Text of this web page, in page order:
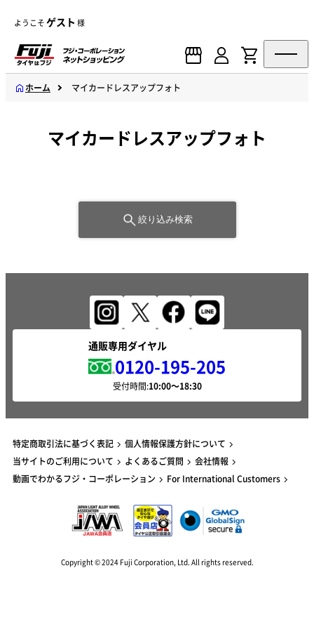
ようこそゲスト 様
ホーム マイカードレスアップフォト
マイカードレスアップフォト
絞り込み検索
通販専用ダイヤル
0120-195-205
受付時間:
特定商取引法に基づく表記
個人情報保護方針について
当サイトのご利用について
よくあるご質問
会社情報
動画でわかるフジ・コーポレーション
For International Customers
Copyright © 2024 Fuji Corporation, Ltd. All rights reserved.